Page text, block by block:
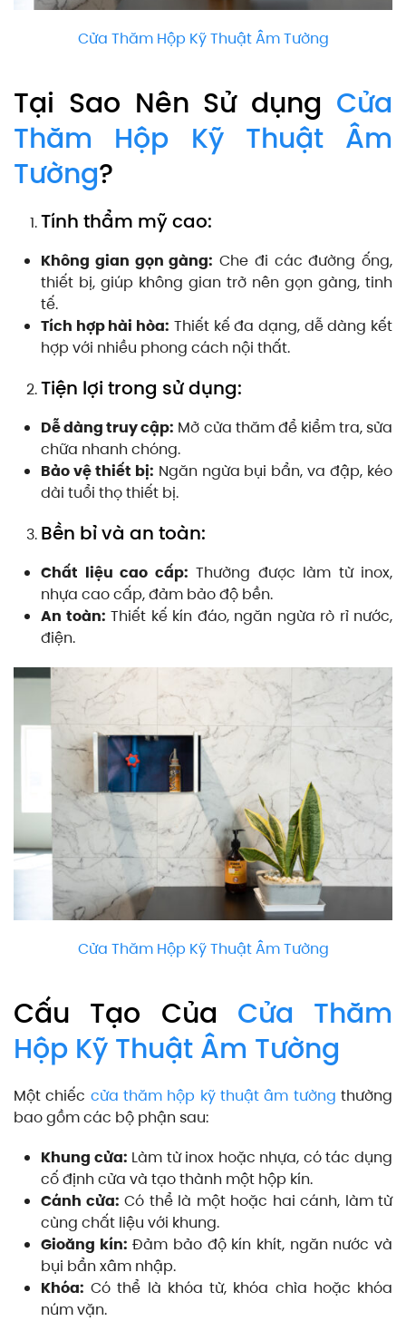
Cửa Thăm Hộp Kỹ Thuật Âm Tường
Tại Sao Nên Sử dụng Cửa
Thăm Hộp Kỹ Thuật Âm
Tường?
Tính thẩm mỹ cao:
Không gian gọn gàng: Che đi các đường ống,
thiết bị, giúp không gian trở nên gọn gàng, tinh
tế.
Tích hợp hài hòa: Thiết kế đa dạng, dễ dàng kết
hợp với nhiều phong cách nội thất.
Tiện lợi trong sử dụng:
Dễ dàng truy cập: Mở cửa thăm để kiểm tra, sửa
chữa nhanh chóng.
Bảo vệ thiết bị: Ngăn ngừa bụi bẩn, va đập, kéo
dài tuổi thọ thiết bị.
Bền bỉ và an toàn:
Chất liệu cao cấp: Thường được làm từ inox,
nhựa cao cấp, đảm bảo độ bền.
An toàn: Thiết kế kín đáo, ngăn ngừa rò rỉ nước,
điện.
Cửa Thăm Hộp Kỹ Thuật Âm Tường
Cấu Tạo Của Cửa Thăm
Hộp Kỹ Thuật Âm Tường
Một chiếc cửa thăm hộp kỹ thuật âm tường thường
bao gồm các bộ phận sau:
Khung cửa: Làm từ inox hoặc nhựa, có tác dụng
cố định cửa và tạo thành một hộp kín.
Cánh cửa: Có thể là một hoặc hai cánh, làm từ
cùng chất liệu với khung.
Gioăng kín: Đảm bảo độ kín khít, ngăn nước và
bụi bẩn xâm nhập.
Khóa: Có thể là khóa từ, khóa chìa hoặc khóa
núm vặn.